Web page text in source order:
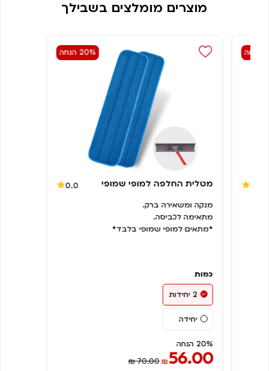
מוצרים מומלצים בשבילך
20% הנחה
מטלית החלפה למופי שמופי
0.0
מנקה ומשאירה ברק.
מתאימה לכביסה.
*מתאים למופי שמופי בלבד*
כמות
2 יחידות
יחידה
20% הנחה
₪56.00
₪ 70.00